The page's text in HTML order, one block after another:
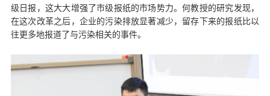
级日报，这大大增强了市级报纸的市场势力。何教授的研究发现，
在这次改革之后，企业的污染排放显著减少，留存下来的报纸比以
往更多地报道了与污染相关的事件。